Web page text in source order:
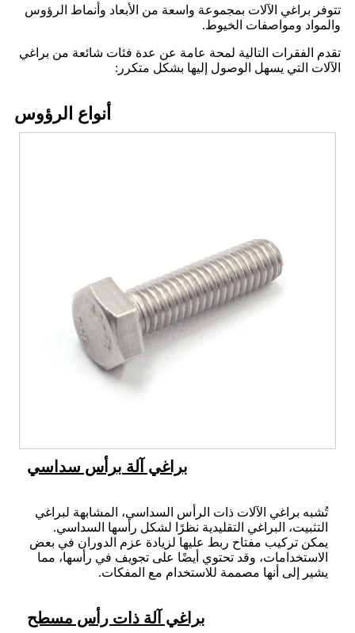
تتوفر براغي الآلات بمجموعة واسعة من الأبعاد وأنماط الرؤوس
والمواد ومواصفات الخيوط.
تقدم الفقرات التالية لمحة عامة عن عدة فئات شائعة من براغي
الآلات التي يسهل الوصول إليها بشكل متكرر:
أنواع الرؤوس
براغي آلة برأس سداسي
تُشبه براغي الآلات ذات الرأس السداسي، المشابهة لبراغي
التثبيت، البراغي التقليدية نظرًا لشكل رأسها السداسي.
يمكن تركيب مفتاح ربط عليها لزيادة عزم الدوران في بعض
الاستخدامات، وقد تحتوي أيضًا على تجويف في رأسها، مما
يشير إلى أنها مصممة للاستخدام مع المفكات.
براغي آلة ذات رأس مسطح